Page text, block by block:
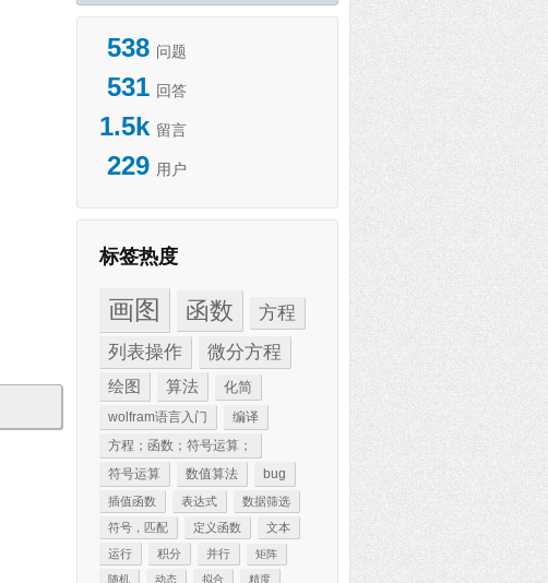
538 问题
531 回答
1.5k 留言
229 用户
标签热度
画图 函数
方程
列表操作
微分方程
绘图 算法 化简
wolfram语言入门
编译
方程；函数；符号运算；
符号运算
数值算法 bug
插值函数 表达式
数据筛选
符号，匹配
定义函数
文本
运行
积分 并行 矩阵
随机 动态 拟合 精度